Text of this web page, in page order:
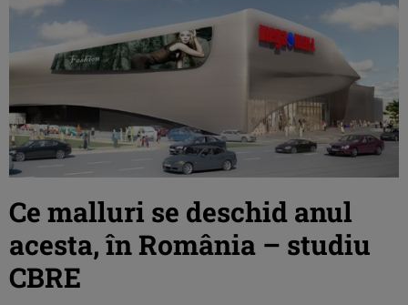
Ce malluri se deschid anul
acesta, în România – studiu
CBRE